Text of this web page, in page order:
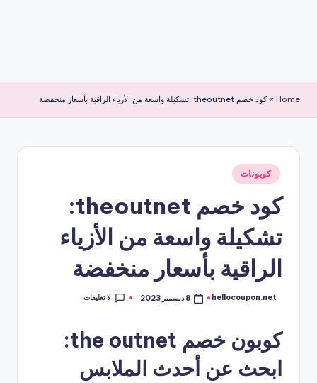
Home
»كود خصم theoutnet: تشكيلة واسعة من الأزياء الراقية بأسعار منخفضة
نُشر
في
كوبونات
كود خصم theoutnet:
تشكيلة واسعة من الأزياء
الراقية بأسعار منخفضة
تمّ
hellocoupon.net 8 ديسمبر 2023 لا تعليقات
كوبون خصم the outnet:
ابحث عن أحدث الملابس